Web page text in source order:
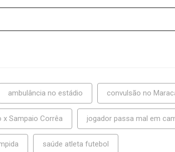
ambulância no estádio convulsão no
x Sampaio Corrêa jogador passa mal em
saúde atleta futebol